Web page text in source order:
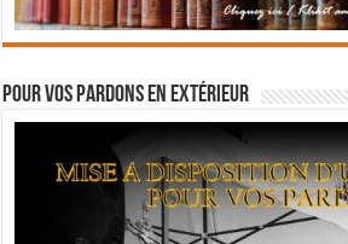
Pour vos pardons en extérieur